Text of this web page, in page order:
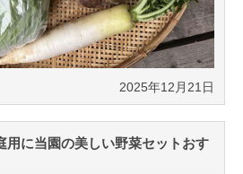
2025年12月21日
用に当園の美しい野菜セットおす